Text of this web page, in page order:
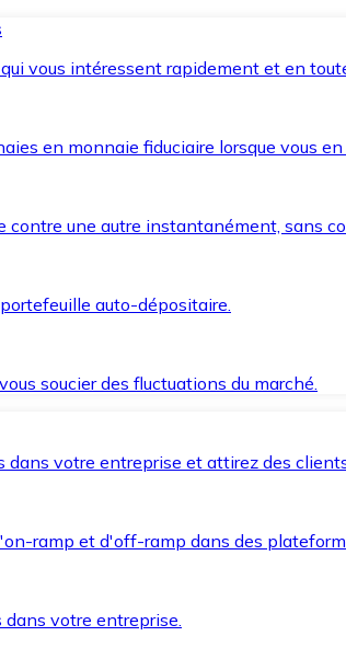
vous intéressent rapidement et en
en monnaie fiduciaire lorsque vous
contre une autre instantanément, sans
auto-dépositaire.
soucier des fluctuations du marché.
votre entreprise et attirez des
ramp et d'off-ramp dans des
dans votre entreprise.